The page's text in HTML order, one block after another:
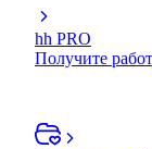
hh PRO
Получите